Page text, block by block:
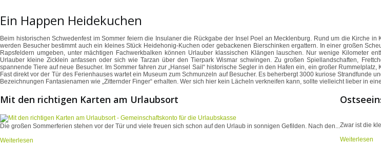
Ein Happen Heidekuchen
Beim historischen Schwedenfest im Sommer feiern die Insulaner die Rückgabe der Insel Poel an Mecklenburg. Rund um die Kirche
werden Besucher bestimmt auch ein kleines Stück Heidehonig-Kuchen oder gebackenen Bierschinken ergattern. In einer großen
Rapsfeldern umgeben, unter mächtigen Fachwerkbalken können Urlauber klassischen Klängen lauschen. Nur wenige Kilometer
Urlauber kleine Zicklein anfassen oder sich wie Tarzan über den Tierpark Wismar schwingen. Zu großen Spiellandschaften,
spannende Tiere auf neue Besucher. Im Sommer fahren zur „Hansel Sail“ historische Segler in den Hafen ein, ein großer
Fast direkt vor der Tür des Ferienhauses wartet ein Museum zum Schmunzeln auf Besucher. Es beherbergt 3000 kuriose
Bezeichnungen Fantasienamen wie „Zitternder Finger“ erhalten. Wer sich hier kein Lächeln verkneifen kann, sollte vielleicht lieber in
Mit den richtigen Karten am Urlaubsort
Die großen Sommerferien stehen vor der Tür und viele freuen sich schon auf den Urlaub in sonnigen Gefilden. Nach den...
Weiterlesen
Zwar ist die
Weiterlesen